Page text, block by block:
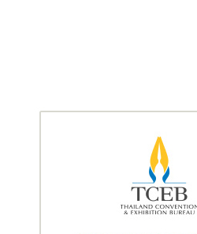
บลจ.แรกของไทยเช่นกัน แสดงให้เห็น
นี้กองทุน ESG ของบลจ.กสิกรไทย ยัง
ที่ยื่นขอความเห็นชอบต่อสำนักงานค
และตลาดหลักทรัพย์ (ก.ล.ต.) ให้เป็นก
Fund) โดยในปัจจุบันบลจ.กสิกรไทย